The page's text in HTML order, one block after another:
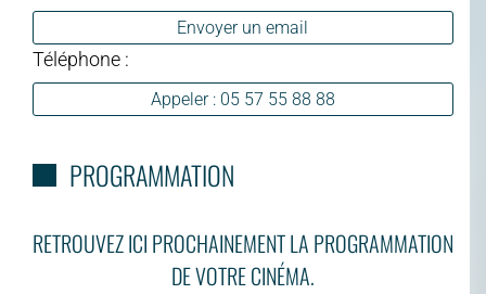
Envoyer un email
Téléphone :
Appeler : 05 57 55 88 88
PROGRAMMATION
RETROUVEZ ICI PROCHAINEMENT LA PROGRAMMATION
DE VOTRE CINÉMA.